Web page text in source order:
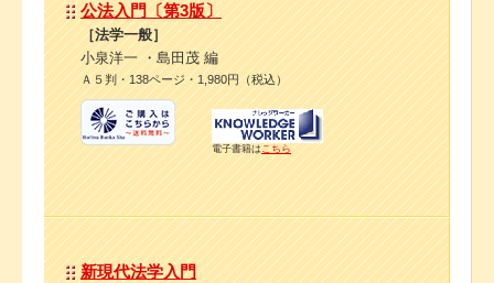
公法入門〔第3版〕
［法学一般］
小泉洋一 ・島田茂 編
Ａ５判・138ページ・1,980円（税込）
電子書籍はこちら
新現代法学入門